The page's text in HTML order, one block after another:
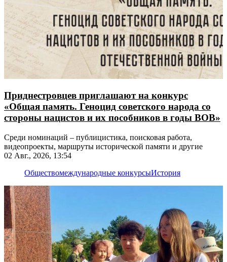
Приднестровцев приглашают на конкурс
«Общая память. Геноцид советского народа со
стороны нацистов и их пособников в годы ВОВ»
Среди номинаций – публицистика, поисковая работа,
видеопроекты, маршруты исторической памяти и другие
02 Авг., 2026, 13:54
Обществомеждународные конкурсыИстория